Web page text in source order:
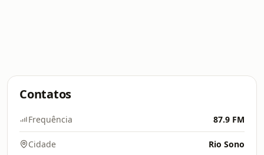
Contatos
Frequência 87.9 FM
Cidade Rio Sono